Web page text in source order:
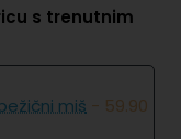
s trenutnim
miš - 59.90